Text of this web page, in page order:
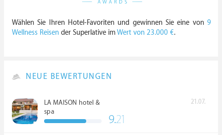
Wählen Sie Ihren Hotel-Favoriten und gewinnen Sie eine von 9
Wellness Reisen der Superlative imWert von 23.000 €.
NEUE BEWERTUNGEN
LA MAISON hotel &
spa
21.07.
9.21